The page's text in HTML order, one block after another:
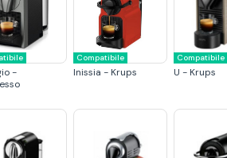
-
Compatibile
Inissia - Krups
Compatibile
U - Krups